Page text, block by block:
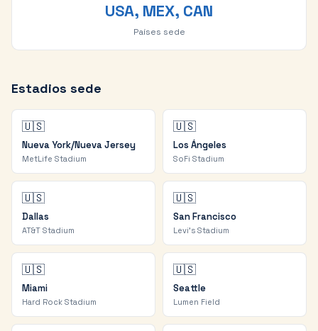
USA, MEX, CAN
Países sede
Estadios sede
🇺🇸
Nueva York/Nueva Jersey
MetLife Stadium
🇺🇸
Los Ángeles
SoFi Stadium
🇺🇸
Dallas
AT&T Stadium
🇺🇸
San Francisco
Levi's Stadium
🇺🇸
Miami
Hard Rock Stadium
🇺🇸
Seattle
Lumen Field